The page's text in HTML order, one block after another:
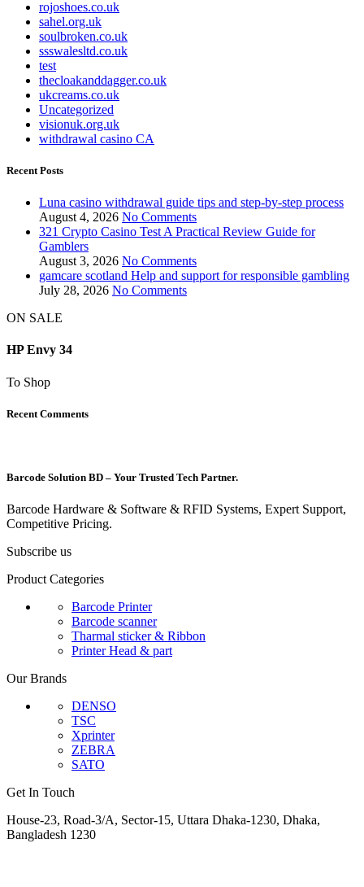
rojoshoes.co.uk
sahel.org.uk
soulbroken.co.uk
ssswalesltd.co.uk
test
thecloakanddagger.co.uk
ukcreams.co.uk
Uncategorized
visionuk.org.uk
withdrawal casino CA
Recent Posts
Luna casino withdrawal guide tips and step-by-step process
August 4, 2026 No Comments
321 Crypto Casino Test A Practical Review Guide for
Gamblers
August 3, 2026 No Comments
gamcare scotland Help and support for responsible gambling
July 28, 2026 No Comments
ON SALE
HP Envy 34
To Shop
Recent Comments
Barcode Solution BD – Your Trusted Tech Partner.
Barcode Hardware & Software & RFID Systems, Expert Support,
Competitive Pricing.
Subscribe us
Product Categories
Barcode Printer
Barcode scanner
Tharmal sticker & Ribbon
Printer Head & part
Our Brands
DENSO
TSC
Xprinter
ZEBRA
SATO
Get In Touch
House-23, Road-3/A, Sector-15, Uttara Dhaka-1230, Dhaka,
Bangladesh 1230